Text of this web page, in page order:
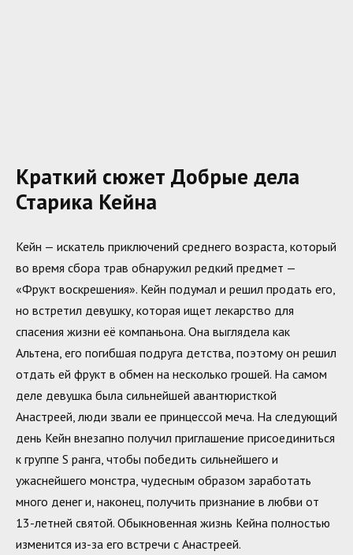
Краткий сюжет Добрые дела
Старика Кейна
Кейн — искатель приключений среднего возраста, который
во время сбора трав обнаружил редкий предмет —
«Фрукт воскрешения». Кейн подумал и решил продать его,
но встретил девушку, которая ищет лекарство для
спасения жизни её компаньона. Она выглядела как
Альтена, его погибшая подруга детства, поэтому он решил
отдать ей фрукт в обмен на несколько грошей. На самом
деле девушка была сильнейшей авантюристкой
Анастреей, люди звали ее принцессой меча. На следующий
день Кейн внезапно получил приглашение присоединиться
к группе S ранга, чтобы победить сильнейшего и
ужаснейшего монстра, чудесным образом заработать
много денег и, наконец, получить признание в любви от
13-летней святой. Обыкновенная жизнь Кейна полностью
изменится из-за его встречи с Анастреей.